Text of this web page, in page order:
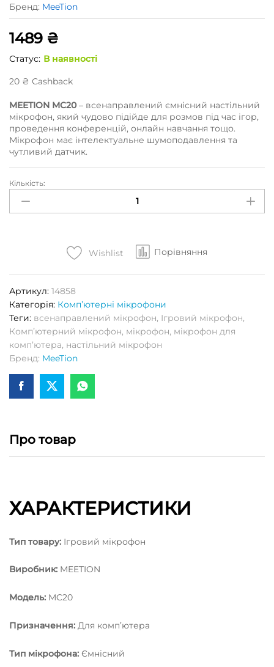
Бренд: MeeTion
1489 ₴
Статус: В наявності
20 ₴ Сashback
MEETION MC20– всенаправлений ємнісний настільний
мікрофон, який чудово підійде для розмов під час ігор,
проведення конференцій, онлайн навчання тощо.
Мікрофон має інтелектуальне шумоподавлення та
чутливий датчик.
Мікрофон
ігровий
MEETION
Кількість:
Wishlist Порівняння
Артикул: 14858
Категорія: Компʼютерні мікрофони
Теги: всенаправлений мікрофон, Ігровий мікрофон,
Компʼютерний мікрофон, мікрофон, мікрофон для
компʼютера, настільний мікрофон
Бренд: MeeTion
Про товар
ХАРАКТЕРИСТИКИ
Тип товару: Ігровий мікрофон
Виробник: MEETION
Модель: MC20
Призначення: Для комп’ютера
Тип мікрофона: Ємнісний